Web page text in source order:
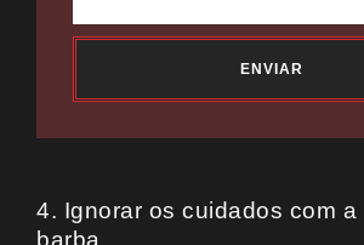
ENVIAR
4. Ignorar os cuidados com a
barba